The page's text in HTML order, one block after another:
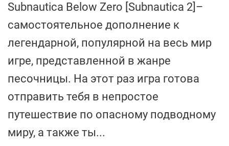
Subnautica Below Zero [Subnautica 2]–
самостоятельное дополнение к
легендарной, популярной на весь мир
игре, представленной в жанре
песочницы. На этот раз игра готова
отправить тебя в непростое
путешествие по опасному подводному
миру, а также ты...